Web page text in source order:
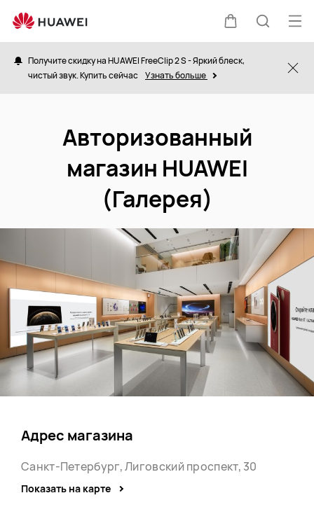
Щупальца
Поиск
Получите скидку на HUAWEI FreeClip 2 S - Яркий блеск,
чистый звук. Купить сейчас Узнать больше
Авторизованный
магазин HUAWEI
(Галерея)
Адрес магазина
Санкт-Петербург, Лиговский проспект, 30
Показать на карте